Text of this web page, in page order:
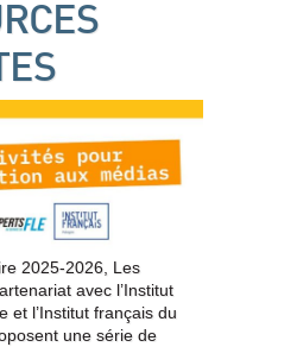
2025-2026, Les
avec l’Institut
et l’Institut français du
une série de